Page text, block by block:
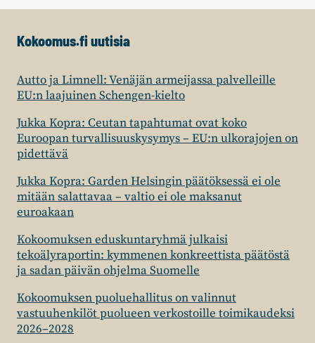
Kokoomus.fi uutisia
Autto ja Limnell: Venäjän armeijassa palvelleille
EU:n laajuinen Schengen-kielto
Jukka Kopra: Ceutan tapahtumat ovat koko
Euroopan turvallisuuskysymys – EU:n ulkorajojen on
pidettävä
Jukka Kopra: Garden Helsingin päätöksessä ei ole
mitään salattavaa – valtio ei ole maksanut
euroakaan
Kokoomuksen eduskuntaryhmä julkaisi
tekoälyraportin: kymmenen konkreettista päätöstä
ja sadan päivän ohjelma Suomelle
Kokoomuksen puoluehallitus on valinnut
vastuuhenkilöt puolueen verkostoille toimikaudeksi
2026–2028